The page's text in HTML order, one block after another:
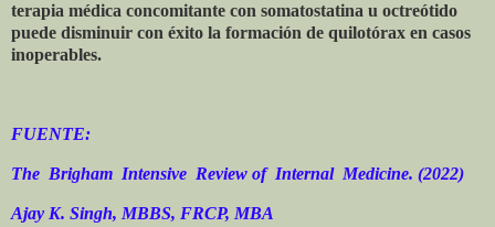
terapia médica concomitante con somatostatina u octreótido
puede disminuir con éxito la formación de quilotórax en casos
inoperables.
FUENTE:
The Brigham Intensive Review of Internal Medicine. (2022)
Ajay K. Singh, MBBS, FRCP, MBA